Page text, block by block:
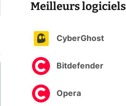
Meilleurs logiciels
CyberGhost
Bitdefender
Opera